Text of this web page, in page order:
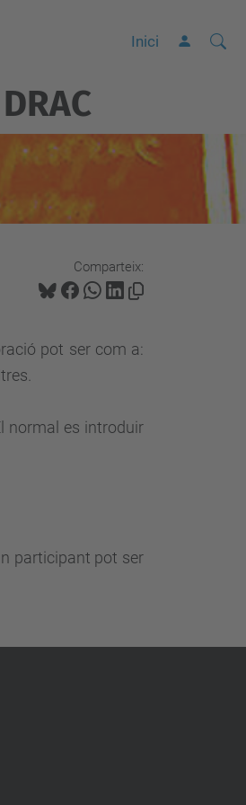
Inici Cerca
C
a
a
v
a
DRAC
Comparteix:
pot ser com a:
normal es introduir
participant pot ser